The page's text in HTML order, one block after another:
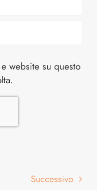
website su questo
Successivo